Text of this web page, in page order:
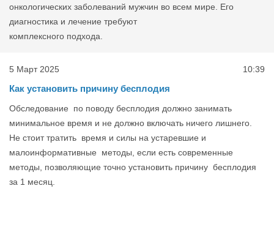
онкологических заболеваний мужчин во всем мире. Его
диагностика и лечение требуют
комплексного подхода.
5 Март 2025 10:39
Как установить причину бесплодия
Обследование по поводу бесплодия должно занимать
минимальное время и не должно включать ничего лишнего.
Не стоит тратить время и силы на устаревшие и
малоинформативные методы, если есть современные
методы, позволяющие точно установить причину бесплодия
за 1 месяц.